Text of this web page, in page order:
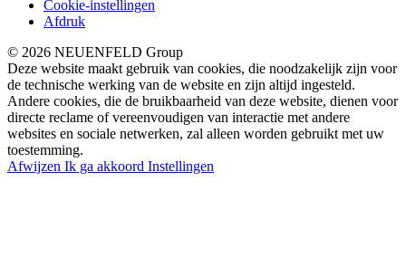
Cookie-instellingen
Afdruk
© 2026 NEUENFELD Group
Deze website maakt gebruik van cookies, die noodzakelijk zijn voor
de technische werking van de website en zijn altijd ingesteld.
Andere cookies, die de bruikbaarheid van deze website, dienen voor
directe reclame of vereenvoudigen van interactie met andere
websites en sociale netwerken, zal alleen worden gebruikt met uw
toestemming.
Afwijzen Ik ga akkoord Instellingen